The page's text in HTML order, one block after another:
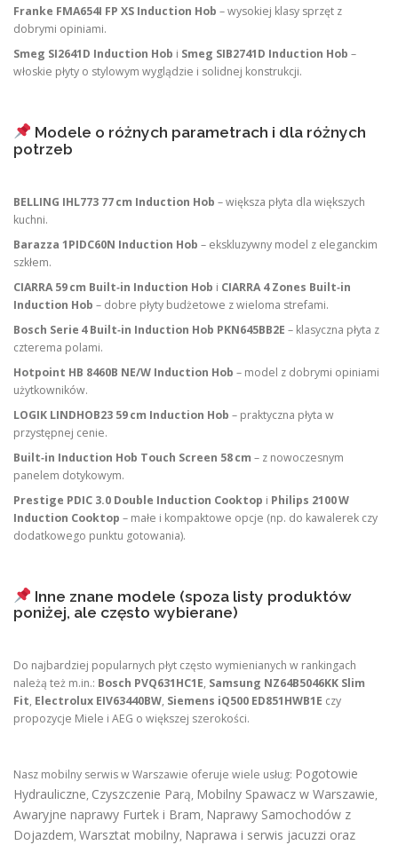
Franke FMA654I FP XS Induction Hob – wysokiej klasy sprzęt z
dobrymi opiniami.
Smeg SI2641D Induction Hob i Smeg SIB2741D Induction Hob –
włoskie płyty o stylowym wyglądzie i solidnej konstrukcji.
Modele o różnych parametrach i dla różnych
potrzeb
BELLING IHL773 77 cm Induction Hob – większa płyta dla większych
kuchni.
Barazza 1PIDC60N Induction Hob – ekskluzywny model z eleganckim
szkłem.
CIARRA 59 cm Built‑in Induction Hob i CIARRA 4 Zones Built‑in
Induction Hob – dobre płyty budżetowe z wieloma strefami.
Bosch Serie 4 Built‑in Induction Hob PKN645BB2E – klasyczna płyta z
czterema polami.
Hotpoint HB 8460B NE/W Induction Hob – model z dobrymi opiniami
użytkowników.
LOGIK LINDHOB23 59 cm Induction Hob – praktyczna płyta w
przystępnej cenie.
Built‑in Induction Hob Touch Screen 58 cm – z nowoczesnym
panelem dotykowym.
Prestige PDIC 3.0 Double Induction Cooktop i Philips 2100 W
Induction Cooktop – małe i kompaktowe opcje (np. do kawalerek czy
dodatkowego punktu gotowania).
Inne znane modele (spoza listy produktów
poniżej, ale często wybierane)
Do najbardziej popularnych płyt często wymienianych w rankingach
należą też m.in.: Bosch PVQ631HC1E, Samsung NZ64B5046KK Slim
Fit, Electrolux EIV63440BW, Siemens iQ500 ED851HWB1E czy
propozycje Miele i AEG o większej szerokości.
Nasz mobilny serwis w Warszawie oferuje wiele usług: Pogotowie
Hydrauliczne, Czyszczenie Parą, Mobilny Spawacz w Warszawie,
Awaryjne naprawy Furtek i Bram, Naprawy Samochodów z
Dojazdem, Warsztat mobilny, Naprawa i serwis jacuzzi oraz